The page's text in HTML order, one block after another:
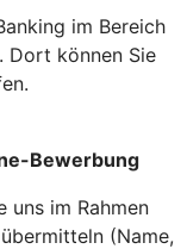
im Bereich
Dort können Sie
Bewerbung
uns im Rahmen
(Name,